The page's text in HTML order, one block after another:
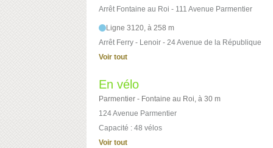
Arrêt Fontaine au Roi - 111 Avenue Parmentier
Ligne 3120, à 258 m
Arrêt Ferry - Lenoir - 24 Avenue de la République
Voir tout
En vélo
Parmentier - Fontaine au Roi, à 30 m
124 Avenue Parmentier
Capacité : 48 vélos
Voir tout